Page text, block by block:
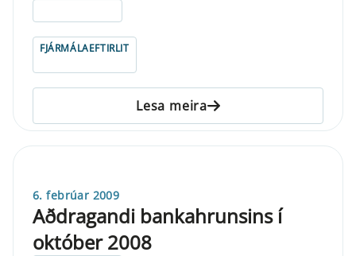
FJÁRMÁLAEFTIRLIT
Lesa meira
6. febrúar 2009
Aðdragandi bankahrunsins í
október 2008